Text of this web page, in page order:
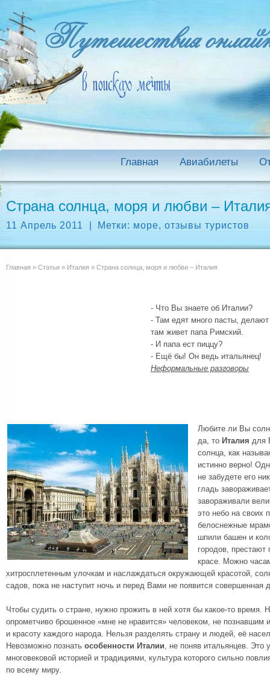
Главная Авиабилеты
Страна солнца, моря и любви –
11 Апрель 2011 Метки: море,отзывы туристов
Главная » Статьи » Италия » Страна солнца, моря и любви – Италия
- Что Вы знаете об Италии?
- Там едят много пасты,
там живет папа Римский.
- И папа ест пиццу?
- Ещё бы! Он ведь итальянец!
Неформальные разговоры
Любите ли Вы
да, то Италия для
солнца, как
истинно верно!
не забудете его
гладь
завораживали
это небо на своих
белоснежные
шпили башен и
городов,
красе. Можно
хитросплетенным улочкам и наслаждаться окружающей красотой,
садов, пока не наступит ночь и перед Вами не появится совершенная
Чтобы судить о стране, нужно прожить в ней хотя бы какое-то время.
опрометчиво брошенное «мне не нравится» человеком, не познавшим
и красоту каждого народа. Нельзя разделять страну и людей, её
Невозможно познать особенности Италии, не поняв итальянцев. Это
многовековой историей и традициями, культура которого сильно
по всему миру.